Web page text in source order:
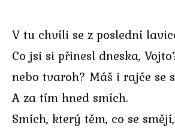
V tu chvíli se z poslední
Co jsi si přinesl dneska,
nebo tvaroh? Máš i rajče se
A za tím hned smích.
Smích, který těm, co se